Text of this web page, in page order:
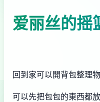
爱丽丝的摇
回到家可以開背包整理
可以先把包包的東西都